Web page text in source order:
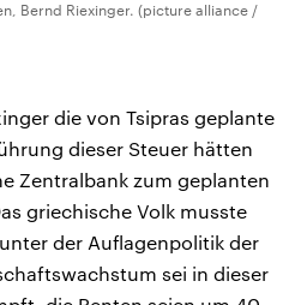
Bernd Riexinger. (picture alliance /
die von Tsipras geplante
dieser Steuer hätten
Zentralbank zum geplanten
griechische Volk musste
der Auflagenpolitik der
sei in dieser